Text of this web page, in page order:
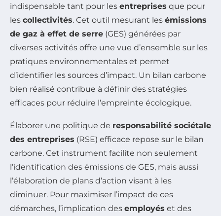
indispensable tant pour les entreprises que pour
les collectivités. Cet outil mesurant les émissions
de gaz à effet de serre (GES) générées par
diverses activités offre une vue d’ensemble sur les
pratiques environnementales et permet
d’identifier les sources d’impact. Un bilan carbone
bien réalisé contribue à définir des stratégies
efficaces pour réduire l’empreinte écologique.
Élaborer une politique de responsabilité sociétale
des entreprises (RSE) efficace repose sur le bilan
carbone. Cet instrument facilite non seulement
l’identification des émissions de GES, mais aussi
l’élaboration de plans d’action visant à les
diminuer. Pour maximiser l’impact de ces
démarches, l’implication des employés et des